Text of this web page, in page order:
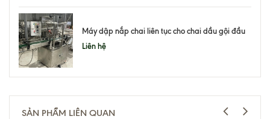
Máy dập nắp chai liên tục cho chai dầu gội đầu
Liên hệ
SẢN PHẨM LIÊN QUAN